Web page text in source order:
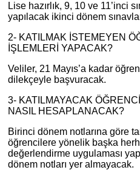
Lise hazırlık, 9, 10 ve 11’inci
yapılacak ikinci dönem
2- KATILMAK İSTEMEYEN
İŞLEMLERİ YAPACAK?
Veliler, 21 Mayıs’a kadar
dilekçeyle başvuracak.
3- KATILMAYACAK
NASIL HESAPLANACAK?
Birinci dönem notlarına göre
öğrencilere yönelik başka
değerlendirme uygulaması
dönem notları yer almayacak.